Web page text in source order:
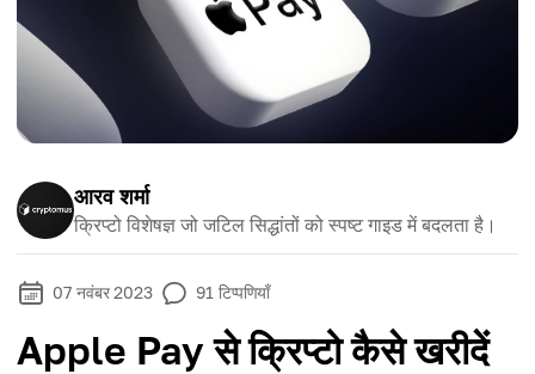
आरव शर्मा
क्रिप्टो विशेषज्ञ जो जटिल सिद्धांतों को स्पष्ट गाइड में बदलता है।
07 नवंबर 2023 91 टिप्पणियाँ
Apple Pay से क्रिप्टो कैसे खरीदें